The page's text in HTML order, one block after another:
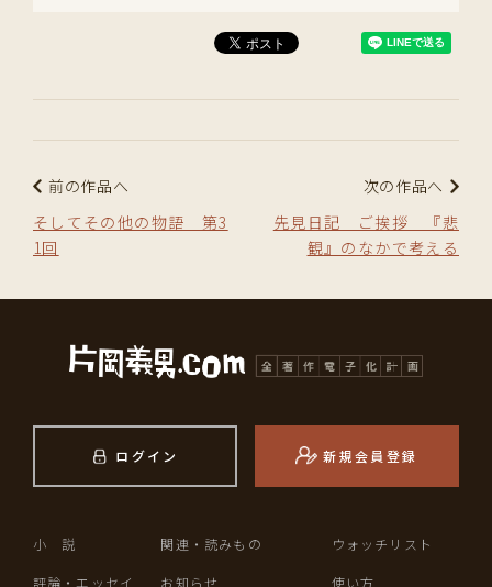
前の作品へ
そしてその他の物語 第3
1回
次の作品へ
先見日記 ご挨拶 『悲
観』のなかで考える
ログイン 新規会員登録
小 説
評論・エッセイ
関連・読みもの
お知らせ
ウォッチリスト
使い方